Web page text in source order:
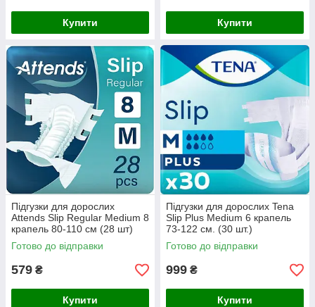
Купити Купити
Підгузки для дорослих
Attends Slip Regular Medium 8
крапель 80-110 см (28 шт)
Готово до відправки
579 ₴
Купити
Підгузки для дорослих Tena
Slip Plus Medium 6 крапель
73-122 см. (30 шт.)
Готово до відправки
999 ₴
Купити